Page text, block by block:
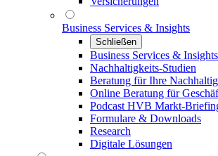
Business Services & Insights
Schließen
Business Services & Insights
Nachhaltigkeits-Studien
Beratung für Ihre
Online Beratung für
Podcast HVB Markt-
Formulare & Downloads
Research
Digitale Lösungen